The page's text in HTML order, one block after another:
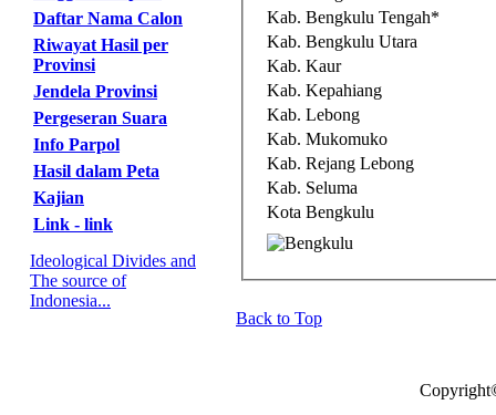
Daftar Nama Calon
Riwayat Hasil per
Provinsi
Jendela Provinsi
Pergeseran Suara
Info Parpol
Hasil dalam Peta
Kajian
Link - link
Ideological Divides and
The source of
Indonesia...
Kab. Bengkulu Tengah*
Kab. Bengkulu Utara
Kab. Kaur
Kab. Kepahiang
Kab. Lebong
Kab. Mukomuko
Kab. Rejang Lebong
Kab. Seluma
Kota Bengkulu
Back to Top